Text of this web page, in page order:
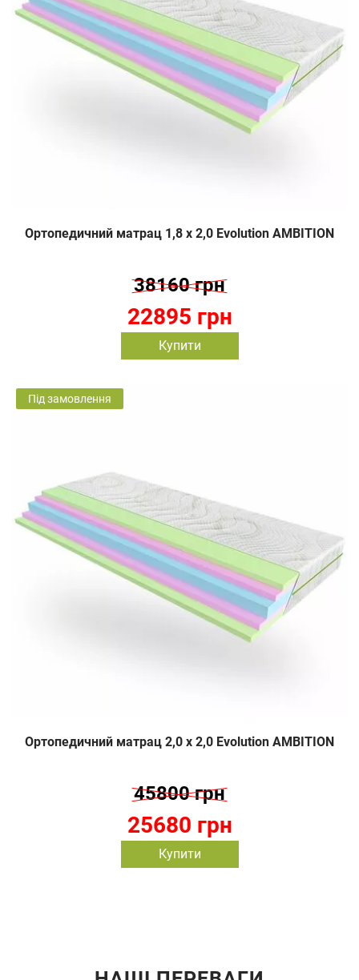
Ортопедичний матрац 1,8 х 2,0 Evolution AMBITION
22895 грн
38160 грн
Купити
Під замовлення
Ортопедичний матрац 2,0 х 2,0 Evolution AMBITION
25680 грн
45800 грн
Купити